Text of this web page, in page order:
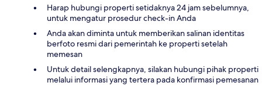
Harap hubungi properti setidaknya 24 jam sebelumnya,
untuk mengatur prosedur check-in Anda
Anda akan diminta untuk memberikan salinan identitas
berfoto resmi dari pemerintah ke properti setelah
memesan
Untuk detail selengkapnya, silakan hubungi pihak properti
melalui informasi yang tertera pada konfirmasi pemesanan